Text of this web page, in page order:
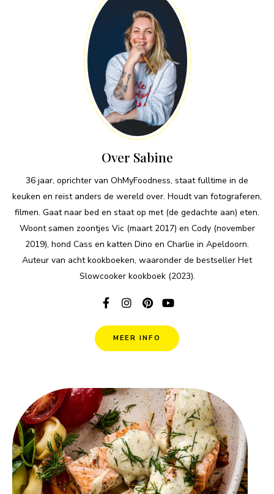
Over Sabine
36 jaar, oprichter van OhMyFoodness, staat fulltime in de
keuken en reist anders de wereld over. Houdt van fotograferen,
filmen. Gaat naar bed en staat op met (de gedachte aan) eten.
Woont samen zoontjes Vic (maart 2017) en Cody (november
2019), hond Cass en katten Dino en Charlie in Apeldoorn.
Auteur van acht kookboeken, waaronder de bestseller Het
Slowcooker kookboek (2023).
MEER INFO